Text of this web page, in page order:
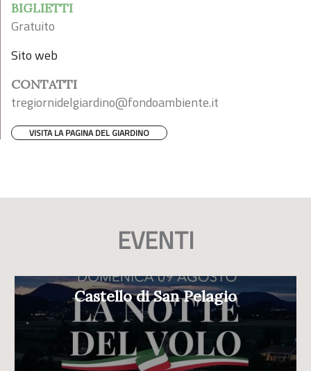
BIGLIETTI
Gratuito
Sito web
CONTATTI
tregiornidelgiardino@fondoambiente.it
VISITA LA PAGINA DEL GIARDINO
EVENTI
Castello di San Pelagio